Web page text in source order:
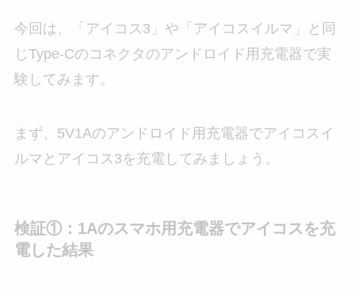
今回は、「アイコス3」や「アイコスイルマ」と同
じType-Cのコネクタのアンドロイド用充電器で実
験してみます。
まず、5V1Aのアンドロイド用充電器でアイコスイ
ルマとアイコス3を充電してみましょう。
検証①：1Aのスマホ用充電器でアイコスを充
電した結果